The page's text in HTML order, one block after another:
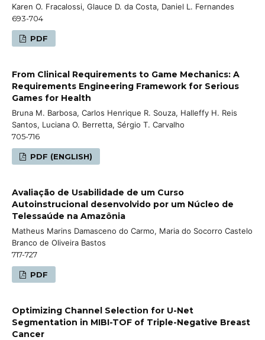
Karen O. Fracalossi, Glauce D. da Costa, Daniel L. Fernandes
693-704
PDF
From Clinical Requirements to Game Mechanics: A
Requirements Engineering Framework for Serious
Games for Health
Bruna M. Barbosa, Carlos Henrique R. Souza, Halleffy H. Reis
Santos, Luciana O. Berretta, Sérgio T. Carvalho
705-716
PDF (ENGLISH)
Avaliação de Usabilidade de um Curso
Autoinstrucional desenvolvido por um Núcleo de
Telessaúde na Amazônia
Matheus Marins Damasceno do Carmo, Maria do Socorro Castelo
Branco de Oliveira Bastos
717-727
PDF
Optimizing Channel Selection for U-Net
Segmentation in MIBI-TOF of Triple-Negative Breast
Cancer